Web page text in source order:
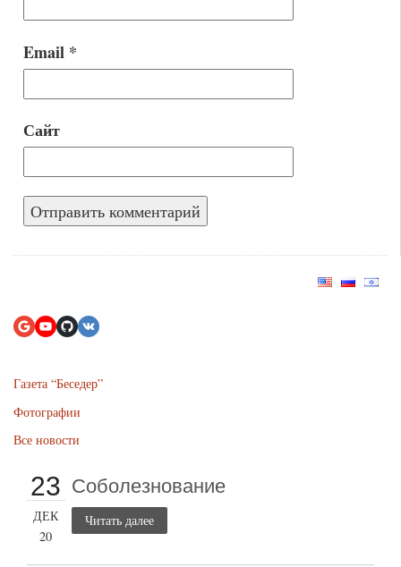
Email *
Сайт
Газета “Беседер”
Фотографии
Все новости
23
ДЕК
20
Соболезнование
Читать далее